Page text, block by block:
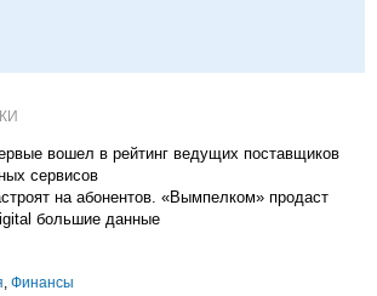
вошел в рейтинг ведущих поставщиков
сервисов
на абонентов. «Вымпелком» продаст
большие данные
Финансы